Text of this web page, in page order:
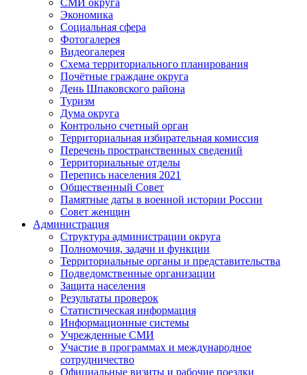
СМИ округа
Экономика
Социальная сфера
Фотогалерея
Видеогалерея
Схема территориального планирования
Почётные граждане округа
День Шпаковского района
Туризм
Дума округа
Контрольно счетный орган
Территориальная избирательная комиссия
Перечень пространственных сведений
Территориальные отделы
Перепись населения 2021
Общественный Совет
Памятные даты в военной истории России
Совет женщин
Администрация
Структура администрации округа
Полномочия, задачи и функции
Территориальные органы и представительства
Подведомственные организации
Защита населения
Результаты проверок
Статистическая информация
Информационные системы
Учрежденные СМИ
Участие в программах и международное
сотрудничество
Официальные визиты и рабочие поездки